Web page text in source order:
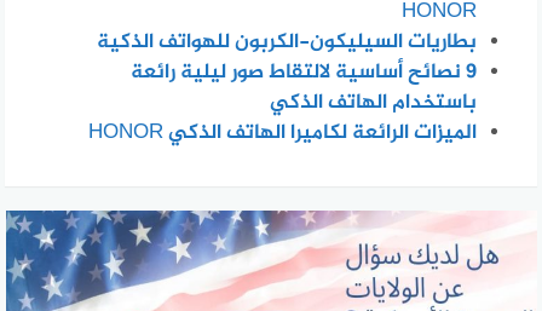
HONOR
بطاريات السيليكون-الكربون للهواتف الذكية
٩ نصائح أساسية لالتقاط صور ليلية رائعة
باستخدام الهاتف الذكي
الميزات الرائعة لكاميرا الهاتف الذكي HONOR